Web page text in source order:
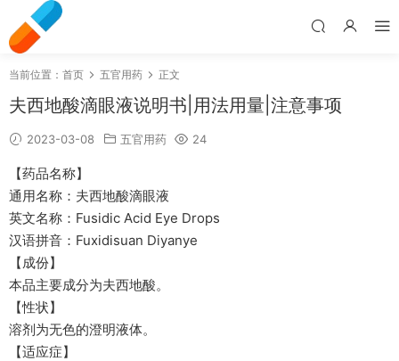
当前位置： 首页 五官用药 正文
夫西地酸滴眼液说明书|用法用量|注意事项
2023-03-08 五官用药 24
【药品名称】
通用名称：夫西地酸滴眼液
英文名称：Fusidic Acid Eye Drops
汉语拼音：Fuxidisuan Diyanye
【成份】
本品主要成分为夫西地酸。
【性状】
溶剂为无色的澄明液体。
【适应症】